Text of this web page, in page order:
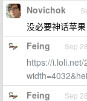
Novichok
没必要神话苹
Feing Sep
https://
Feing Sep